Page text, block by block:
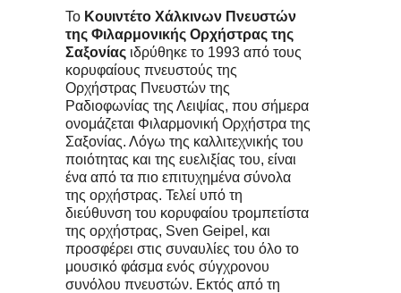
Το Κουιντέτο Χάλκινων Πνευστών
της Φιλαρμονικής Ορχήστρας της
Σαξονίας ιδρύθηκε το 1993 από τους
κορυφαίους πνευστούς της
Ορχήστρας Πνευστών της
Ραδιοφωνίας της Λειψίας, που σήμερα
ονομάζεται Φιλαρμονική Ορχήστρα της
Σαξονίας. Λόγω της καλλιτεχνικής του
ποιότητας και της ευελιξίας του, είναι
ένα από τα πιο επιτυχημένα σύνολα
της ορχήστρας. Τελεί υπό τη
διεύθυνση του κορυφαίου τρομπετίστα
της ορχήστρας, Sven Geipel, και
προσφέρει στις συναυλίες του όλο το
μουσικό φάσμα ενός σύγχρονου
συνόλου πνευστών. Εκτός από τη